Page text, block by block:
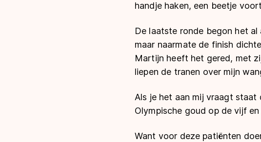
handje haken, een beetje
De laatste ronde begon het
maar naarmate de finish
Martijn heeft het gered, met
liepen de tranen over mijn
Als je het aan mij vraagt
Olympische goud op de vijf
Want voor deze patiënten